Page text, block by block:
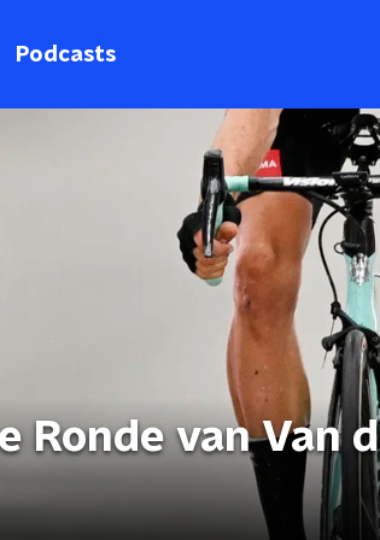
Podcasts
Ronde van Van